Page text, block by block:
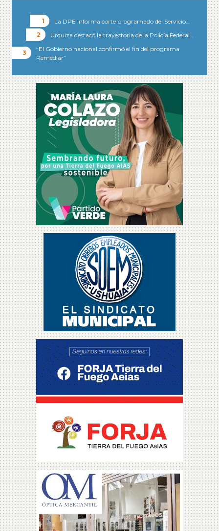
La DPE informa corte programado del Servicio…
Urquiza destacó la trayectoria de la Policía Federal…
“El Gobierno nacional confirmó el fin del programa
Remediar”